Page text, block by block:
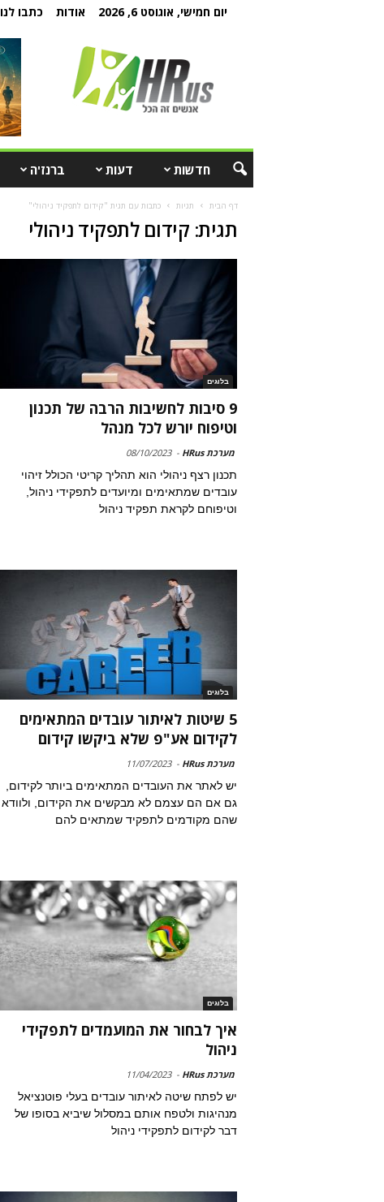
יום חמישי, אוגוסט 6, 2026 אודות כתבו לנו
חדשות דעות ברנז'ה
דף הבית תגיות כתבות עם תגית "קידום לתפקיד ניהולי"
תגית: קידום לתפקיד ניהולי
בלוגים
9 סיבות לחשיבות הרבה של תכנון
וטיפוח יורש לכל מנהל
מערכת HRus -
08/10/2023
תכנון רצף ניהולי הוא תהליך קריטי הכולל זיהוי
עובדים שמתאימים ומיועדים לתפקידי ניהול,
וטיפוחם לקראת תפקיד ניהול
בלוגים
5 שיטות לאיתור עובדים המתאימים
לקידום אע"פ שלא ביקשו קידום
מערכת HRus -
11/07/2023
יש לאתר את העובדים המתאימים ביותר לקידום,
גם אם הם עצמם לא מבקשים את הקידום, ולוודא
שהם מקודמים לתפקיד שמתאים להם
בלוגים
איך לבחור את המועמדים לתפקידי
ניהול
מערכת HRus -
11/04/2023
יש לפתח שיטה לאיתור עובדים בעלי פוטנציאל
מנהיגות ולטפח אותם במסלול שיביא בסופו של
דבר לקידום לתפקידי ניהול